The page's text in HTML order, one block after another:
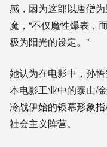
感 ，因为这部以唐僧
魔 ，“不仅魔性爆表，
极为阳光的设定。 ”
她认为在电影中，孙
本电影工业中的泰山/
冷战伊始的银幕形象指
社会主义阵营。